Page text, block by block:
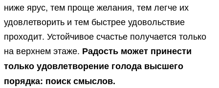
ниже ярус, тем проще желания, тем легче их
удовлетворить и тем быстрее удовольствие
проходит. Устойчивое счастье получается только
на верхнем этаже. Радость может принести
только удовлетворение голода высшего
порядка: поиск смыслов.